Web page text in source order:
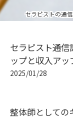
セラピスト通
ップと収入アッ
2025/01/28
整体師としての